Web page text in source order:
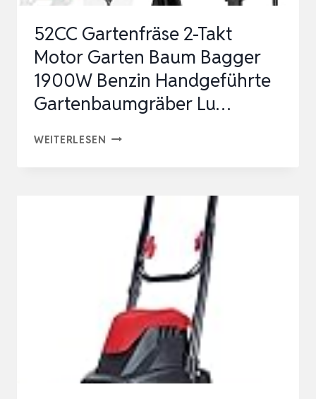
2-
TAKT
–
PR…
52CC Gartenfräse 2-Takt
Motor Garten Baum Bagger
1900W Benzin Handgeführte
Gartenbaumgräber Lu…
WEITERLESEN 52CC
MOTOR
GARTEN
BAUM
BAGGER
1900W
BENZIN
HANDGEFÜHRTE
GARTENBAUMGRÄBER